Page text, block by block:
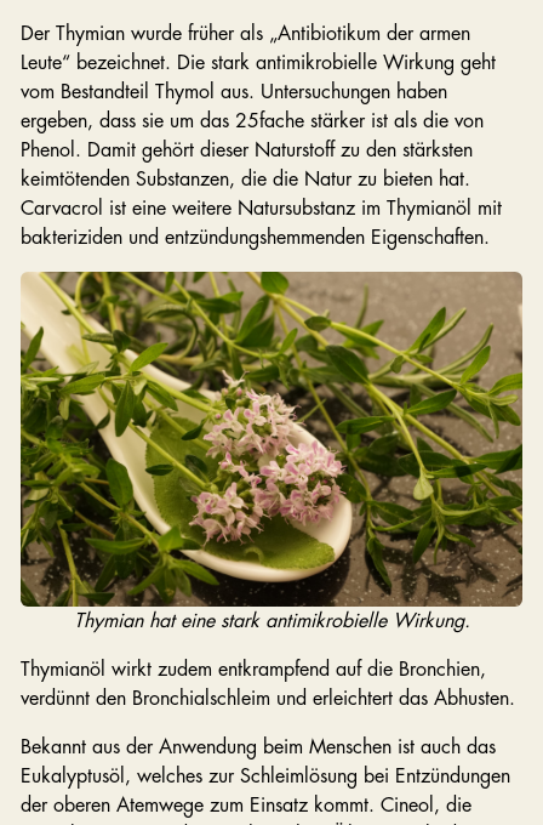
Der Thymian wurde früher als „Antibiotikum der armen
Leute“ bezeichnet. Die stark antimikrobielle Wirkung geht
vom Bestandteil Thymol aus. Untersuchungen haben
ergeben, dass sie um das 25fache stärker ist als die von
Phenol. Damit gehört dieser Naturstoff zu den stärksten
keimtötenden Substanzen, die die Natur zu bieten hat.
Carvacrol ist eine weitere Natursubstanz im Thymianöl mit
bakteriziden und entzündungshemmenden Eigenschaften.
Thymian hat eine stark antimikrobielle Wirkung.
Thymianöl wirkt zudem entkrampfend auf die Bronchien,
verdünnt den Bronchialschleim und erleichtert das Abhusten.
Bekannt aus der Anwendung beim Menschen ist auch das
Eukalyptusöl, welches zur Schleimlösung bei Entzündungen
der oberen Atemwege zum Einsatz kommt. Cineol, die